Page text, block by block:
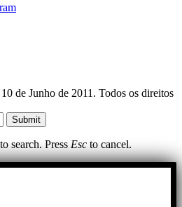
de Junho de 2011. Todos os direitos
Submit
search. Press Esc to cancel.